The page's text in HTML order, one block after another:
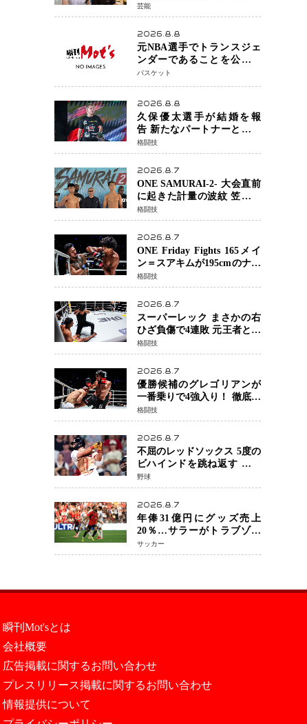
な家族を迎える喜びを報
告 夫・岸田タツヤさんと
連名「夫婦ともに幸せに感
じています」
芸能
2026.8.8
元NBA選手でトランスジェ
ンダーであることを公にし
ているエネス・カンターが
WNBAドラフト参戦を表明
る」異例の挑戦、その背景
に女子スポーツを巡る議論
バスケット
2026.8.8
久保優太選手が結婚を報
告 新たなパートナーと歩む
「集大成の一年」競技生活
を支える存在に感謝
格闘技
2026.8.7
ONE SAMURAI-2- 大会直前
に起きた計量の波紋 笠原弘
希ら注目ファイターは契約
体重で決戦へ、山本歩夢と
平山諒選手戦は中止に
格闘技
2026.8.7
ONE Friday Fights 165メイ
ン＝スアキムが195cmのナビ
ル・アナンからダウン奪
取！猛反撃を耐え抜き判定
勝利、8連勝を達成
格闘技
2026.8.7
スーパーレック まさかの右
ひざ負傷で4連敗 元王者とし
て異例の苦境…「アクシデ
ント」でも消えない危険信
号
格闘技
2026.8.7
優勝候補のグレゴリアンが
一番乗りで4強入り！ 徹底し
たローキックでウスビャン
を攻略、判定勝利
格闘技
2026.8.7
不屈のレッドソックス 5度の
ビハインドを跳ね返す 延長
13回サヨナラ勝ち 吉田正尚
選手も2安打1打点で貢献 4得
点以上は驚異の28連勝
野球
2026.8.7
年俸31億円にグッズ売上
20％…サラーがトラブゾン
スポル加入 世界サッカーは
「五大リーグ一強」から新
サッカー
瞬刊Mot'sとは
会社概要
広告掲載に関するお問い合わせ
プレスリリース掲載に関するお問い合わせ
情報提供について